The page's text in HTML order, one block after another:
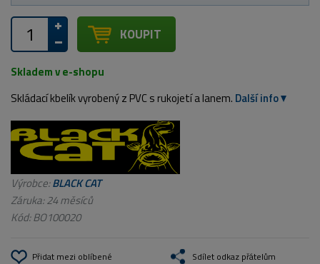
KOUPIT
Skladem v e-shopu
Skládací kbelík vyrobený z PVC s rukojetí a lanem. Další info
Výrobce:BLACK CAT
Záruka: 24 měsíců
Kód:BO100020
Přidat mezi oblíbené Sdílet odkaz přátelům